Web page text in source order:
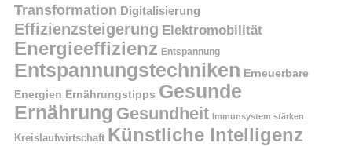
Transformation Digitalisierung
Effizienzsteigerung Elektromobilität
Energieeffizienz Entspannung
Entspannungstechniken Erneuerbare
Energien Ernährungstipps Gesunde
Ernährung Gesundheit Immunsystem stärken
Kreislaufwirtschaft Künstliche Intelligenz